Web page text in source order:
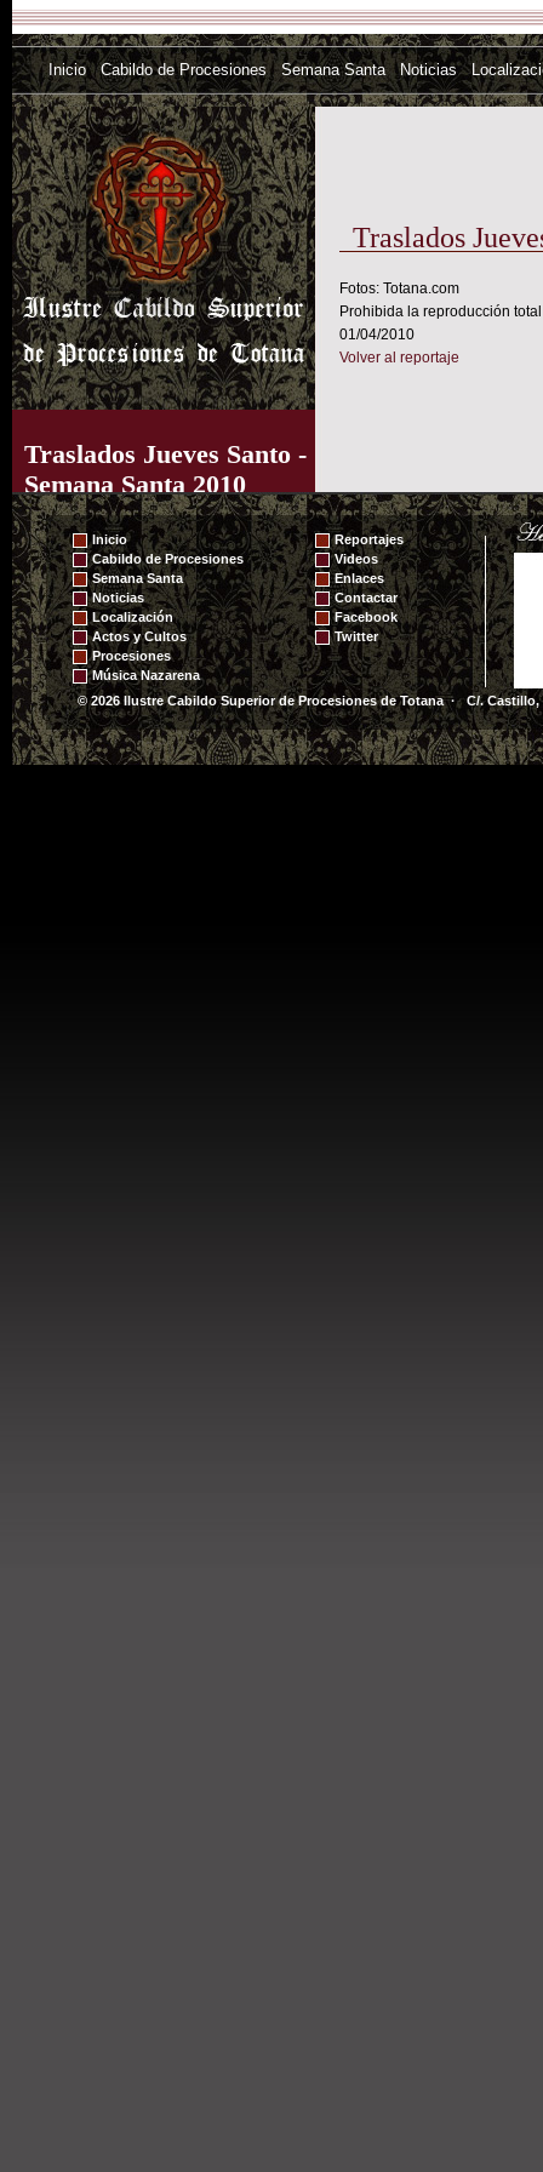
Inicio Cabildo de Procesiones Semana Santa Noticias
Traslados Jueves Santo -
Semana Santa 2010
Traslados
Fotos: Totana.com
Prohibida la reproducción
01/04/2010
Volver al reportaje
Inicio
Cabildo de Procesiones
Semana Santa
Noticias
Localización
Actos y Cultos
Procesiones
Música Nazarena
Reportajes
Videos
Enlaces
Contactar
Facebook
Twitter
© 2026 Ilustre Cabildo Superior de Procesiones de Totana · C/. Castillo,